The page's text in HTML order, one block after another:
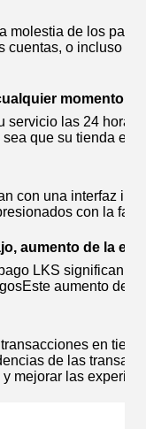
molestia de los
cuentas, o incluso
momento:
servicio las 24
que su tienda
con una interfaz
con la
aumento de la
LKS significan
aumento de
en
de las
mejorar las